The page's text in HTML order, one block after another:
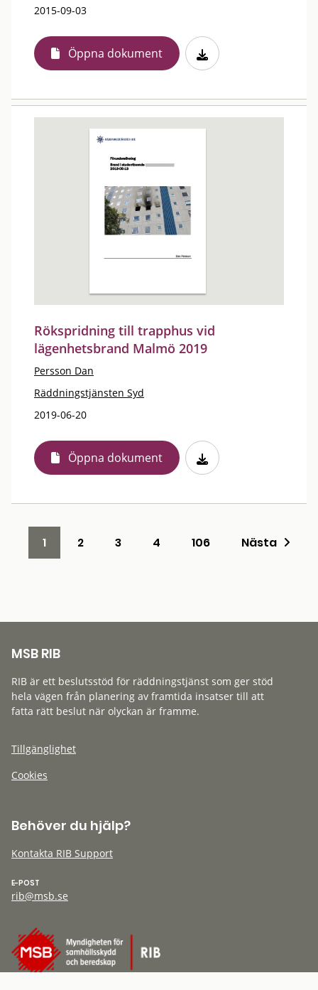
2015-09-03
Öppna dokument
Rökspridning till trapphus vid
lägenhetsbrand Malmö 2019
Persson Dan
Räddningstjänsten Syd
2019-06-20
Öppna dokument
1 2 3 4 106 Nästa
MSB RIB
RIB är ett beslutsstöd för räddningstjänst som ger stöd
hela vägen från planering av framtida insatser till att
fatta rätt beslut när olyckan är framme.
Tillgänglighet
Cookies
Behöver du hjälp?
Kontakta RIB Support
E-POST
rib@msb.se